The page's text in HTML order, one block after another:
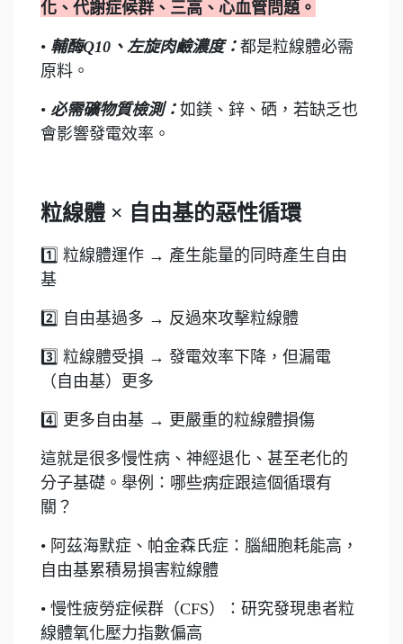
化、代謝症候群、三高、心血管問題。
• 輔酶Q10、左旋肉鹼濃度： 都是粒線體必需
原料。
• 必需礦物質檢測： 如鎂、鋅、硒，若缺乏也
會影響發電效率。
粒線體 × 自由基的惡性循環
1️⃣ 粒線體運作 → 產生能量的同時產生自由
基
2️⃣ 自由基過多 → 反過來攻擊粒線體
3️⃣ 粒線體受損 → 發電效率下降，但漏電
（自由基）更多
4️⃣ 更多自由基 → 更嚴重的粒線體損傷
這就是很多慢性病、神經退化、甚至老化的
分子基礎。舉例：哪些病症跟這個循環有
關？
• 阿茲海默症、帕金森氏症：腦細胞耗能高，
自由基累積易損害粒線體
• 慢性疲勞症候群（CFS）：研究發現患者粒
線體氧化壓力指數偏高